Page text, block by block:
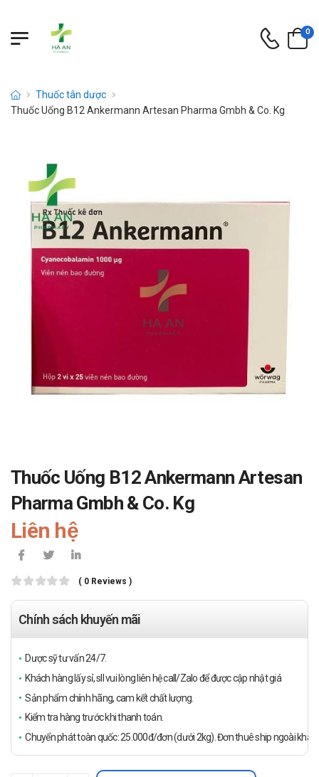
0
Thuốc tân dược
Thuốc Uống B12 Ankermann Artesan Pharma Gmbh & Co. Kg
Thuốc Uống B12 Ankermann Artesan
Pharma Gmbh & Co. Kg
Liên hệ
( 0 Reviews )
Chính sách khuyến mãi
Dược sỹ tư vấn 24/7.
Khách hàng lấy sỉ, sll vui lòng liên hệ call/Zalo để được cập nhật giá
Sản phẩm chính hãng, cam kết chất lượng.
Kiểm tra hàng trước khi thanh toán.
Chuyển phát toàn quốc: 25.000đ/đơn (dưới 2kg). Đơn thuê ship ngoài